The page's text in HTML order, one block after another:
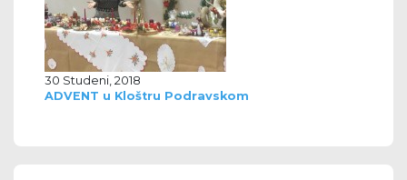
30 Studeni, 2018
ADVENT u Kloštru Podravskom